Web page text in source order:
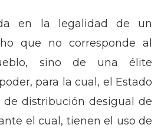
en la legalidad de un
que no corresponde al
sino de una élite
para la cual, el Estado
distribución desigual de
el cual, tienen el uso de